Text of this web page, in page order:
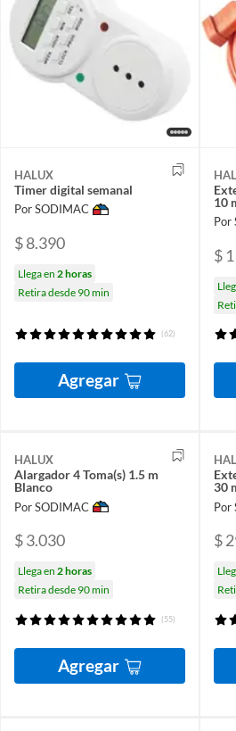
HALUX
Timer digital semanal
Por SODIMAC
$ 8.390
Llega en 2 horas
Retira desde 90 min
(62)
Agregar
10
Por
$
HALUX
Alargador 4 Toma(s) 1.5 m
Blanco
Por SODIMAC
$ 3.030
Llega en 2 horas
Retira desde 90 min
(55)
Agregar
30
Por
$